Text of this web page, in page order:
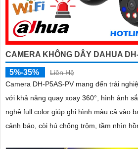
CAMERA KHÔNG DÂY DAHUA
5%-35%
Liên Hệ
Camera DH-P5AS-PV mang đến trải
với khả năng quay xoay 360°, hình ảnh
nghệ full color giúp ghi hình màu cả vào ban đêm.
cảnh báo, còi hú chống trộm, tầm nhìn